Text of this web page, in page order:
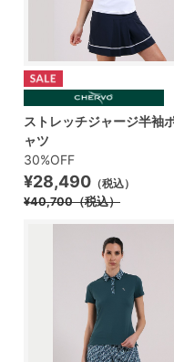
ストレッチジャージ半袖
ャツ
30%OFF
¥28,490 （税込）
¥40,700（税込）